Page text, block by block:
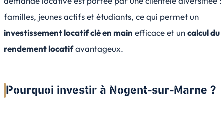
familles, jeunes actifs et étudiants, ce qui permet un
investissement locatif clé en main efficace et uncalcul du
rendement locatifavantageux.
Pourquoi investir à Nogent-sur-Marne ?